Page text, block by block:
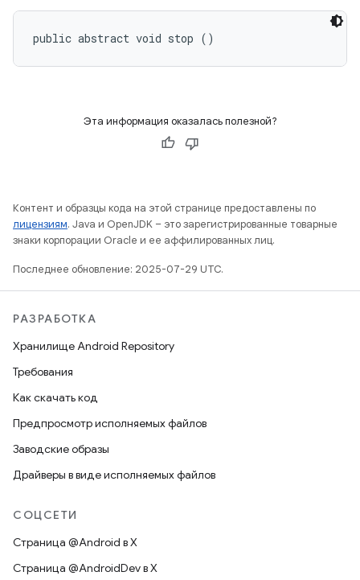
public abstract void stop ()
Эта информация оказалась полезной?
Контент и образцы кода на этой странице предоставлены по
лицензиям. Java и OpenJDK – это зарегистрированные товарные
знаки корпорации Oracle и ее аффилированных лиц.
Последнее обновление: 2025-07-29 UTC.
РАЗРАБОТКА
Хранилище Android Repository
Требования
Как скачать код
Предпросмотр исполняемых файлов
Заводские образы
Драйверы в виде исполняемых файлов
СОЦСЕТИ
Страница @Android в X
Страница @AndroidDev в X